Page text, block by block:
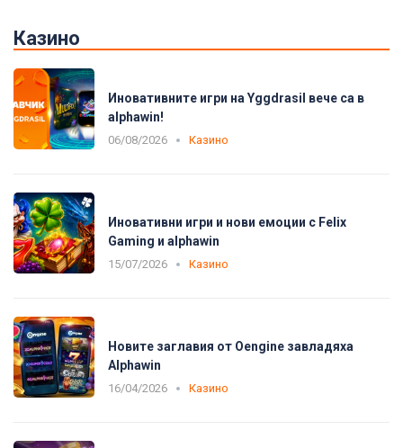
Казино
Иновативните игри на Yggdrasil вече са в
alphawin!
06/08/2026 Казино
Иновативни игри и нови емоции с Felix
Gaming и alphawin
15/07/2026 Казино
Новите заглавия от Oengine завладяха
Alphawin
16/04/2026 Казино